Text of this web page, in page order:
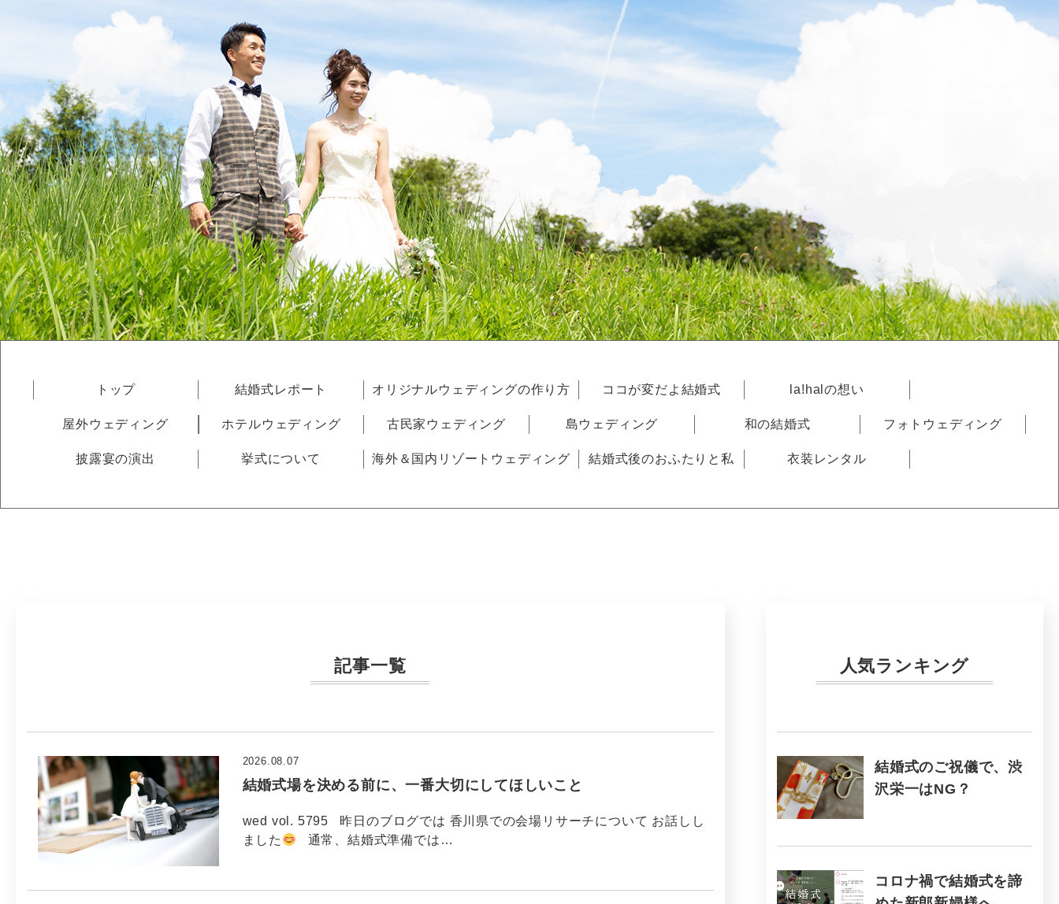
トップ 結婚式レポート オリジナルウェディングの作り方 ココが変だよ結婚式 la!halの想い
屋外ウェディング ホテルウェディング 古民家ウェディング 島ウェディング 和の結婚式 フォトウェディング
披露宴の演出 挙式について 海外＆国内リゾートウェディング 結婚式後のおふたりと私 衣装レンタル
記事一覧
結婚式場を決める前に、一番大切にしてほしいこと
2026.08.07
wed vol. 5795 昨日のブログでは 香川県での会場リサーチについて お話しし
ました
通常、結婚式準備では…
人気ランキング
結婚式のご祝儀で、渋
沢栄一はNG？
コロナ禍で結婚式を諦